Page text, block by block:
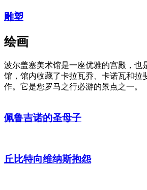
雕塑
绘画
波尔盖塞美术馆是一座优雅的宫殿，也
馆，馆内收藏了卡拉瓦乔、卡诺瓦和拉
作。它是您罗马之行必游的景点之一。
佩鲁吉诺的圣母子
丘比特向维纳斯抱怨